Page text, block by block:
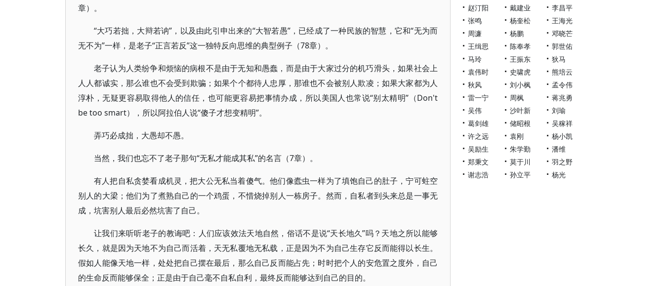
章）。
“大巧若拙，大辩若讷”，以及由此引申出来的“大智若愚”，已经成了一种民族的智慧，它和“无为而
无不为”一样，是老子“正言若反”这一独特反向思维的典型例子（78章）。
老子认为人类纷争和烦恼的病根不是由于无知和愚蠢，而是由于大家过分的机巧滑头，如果社会上
人人都诚实，那么谁也不会受到欺骗；如果个个都待人忠厚，那谁也不会被别人欺凌；如果大家都为人
淳朴，无疑更容易取得他人的信任，也可能更容易把事情办成，所以美国人也常说“别太精明”（Don't
be too smart），所以阿拉伯人说“傻子才想变精明”。
弄巧必成拙，大愚却不愚。
当然，我们也忘不了老子那句“无私才能成其私”的名言（7章）。
有人把自私贪婪看成机灵，把大公无私当着傻气。他们像蠹虫一样为了填饱自己的肚子，宁可蛀空
别人的大梁；他们为了煮熟自己的一个鸡蛋，不惜烧掉别人一栋房子。然而，自私者到头来总是一事无
成，坑害别人最后必然坑害了自己。
让我们来听听老子的教诲吧：人们应该效法天地自然，俗话不是说“天长地久”吗？天地之所以能够
长久，就是因为天地不为自己而活着，天无私覆地无私载，正是因为不为自己生存它反而能得以长生。
假如人能像天地一样，处处把自己摆在最后，那么自己反而能占先；时时把个人的安危置之度外，自己
的生命反而能够保全；正是由于自己毫不自私自利，最终反而能够达到自己的目的。
赵汀阳
戴建业
李昌平
张鸣
杨奎松
王海光
周濂
杨鹏
邓晓芒
王缉思
陈奉孝
郭世佑
马玲
王振东
狄马
袁伟时
史啸虎
熊培云
秋风
刘小枫
孟令伟
雷一宁
周枫
蒋兆勇
吴伟
沙叶新
刘瑜
葛剑雄
储昭根
吴稼祥
许之远
袁刚
杨小凯
吴励生
朱学勤
潘维
郑秉文
莫于川
羽之野
谢志浩
孙立平 杨光